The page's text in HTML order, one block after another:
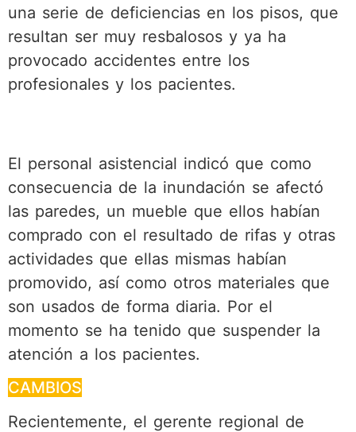
una serie de deficiencias en los pisos, que
resultan ser muy resbalosos y ya ha
provocado accidentes entre los
profesionales y los pacientes.
El personal asistencial indicó que como
consecuencia de la inundación se afectó
las paredes, un mueble que ellos habían
comprado con el resultado de rifas y otras
actividades que ellas mismas habían
promovido, así como otros materiales que
son usados de forma diaria. Por el
momento se ha tenido que suspender la
atención a los pacientes.
CAMBIOS
Recientemente, el gerente regional de